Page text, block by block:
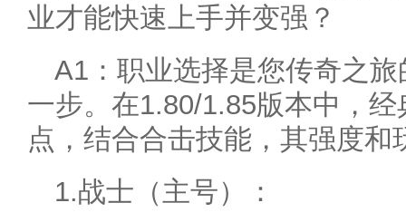
业才能快速上手并变强？
A1：职业选择是您传奇之
一步。在1.80/1.85版本中，
点，结合合击技能，其强度
1.战士（主号）：